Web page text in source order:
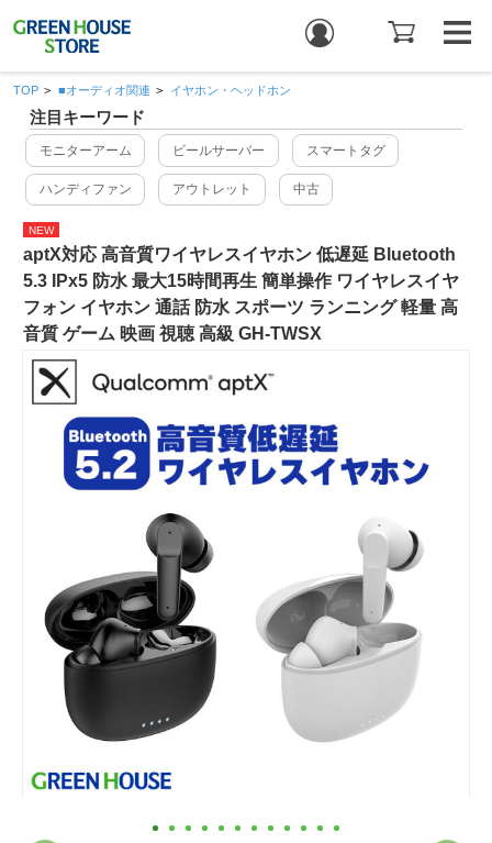
TOP > ■オーディオ関連 > イヤホン・ヘッドホン
注目キーワード
モニターアーム ビールサーバー スマートタグ
ハンディファン アウトレット 中古
NEW
aptX対応 高音質ワイヤレスイヤホン 低遅延 Bluetooth
5.3 IPx5 防水 最大15時間再生 簡単操作 ワイヤレスイヤ
フォン イヤホン 通話 防水 スポーツ ランニング 軽量 高
音質 ゲーム 映画 視聴 高級 GH-TWSX